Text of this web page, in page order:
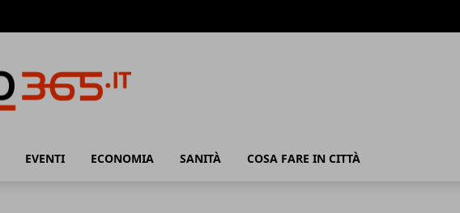
EVENTI ECONOMIA SANITÀ COSA FARE IN CITTÀ